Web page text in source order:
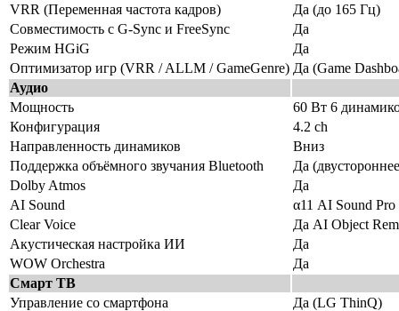
VRR (Переменная частота кадров)
Да (до 165 Гц)
Совместимость с G-Sync и FreeSync
Да
Режим HGiG
Да
Оптимизатор игр (VRR / ALLM / GameGenre) Да (Game
Аудио
Мощность
60 Вт 6
Конфигурация
4.2 ch
Направленность динамиков
Вниз
Поддержка объёмного звучания Bluetooth
Да
Dolby Atmos
Да
AI Sound
α11 AI Sound
Clear Voice
Да AI Object
Акустическая настройка ИИ
Да
WOW Orchestra
Да
Смарт ТВ
Управление со смартфона
Да (LG ThinQ)